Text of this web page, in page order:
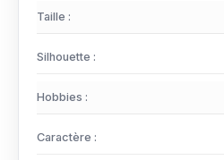
Taille :
Silhouette :
Hobbies :
Caractère :